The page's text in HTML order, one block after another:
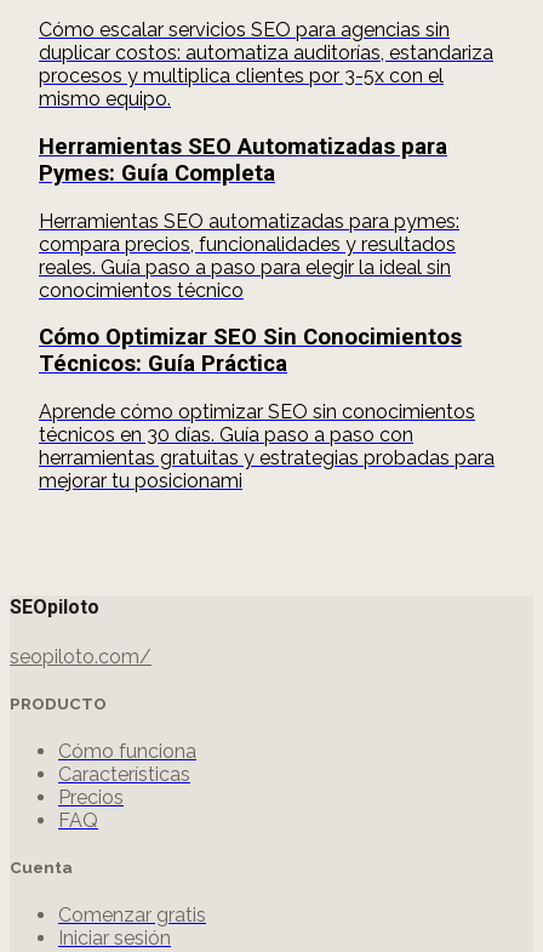
Cómo escalar servicios SEO para agencias sin
duplicar costos: automatiza auditorías, estandariza
procesos y multiplica clientes por 3-5x con el
mismo equipo.
Herramientas SEO Automatizadas para
Pymes: Guía Completa
Herramientas SEO automatizadas para pymes:
compara precios, funcionalidades y resultados
reales. Guía paso a paso para elegir la ideal sin
conocimientos técnico
Cómo Optimizar SEO Sin Conocimientos
Técnicos: Guía Práctica
Aprende cómo optimizar SEO sin conocimientos
técnicos en 30 días. Guía paso a paso con
herramientas gratuitas y estrategias probadas para
mejorar tu posicionami
SEOpiloto
seopiloto.com/
PRODUCTO
Cómo funciona
Características
Precios
FAQ
Cuenta
Comenzar gratis
Iniciar sesión